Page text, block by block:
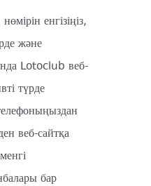
енгізіңіз,
және
Lotoclub веб-
түрде
веб-сайтқа
бар